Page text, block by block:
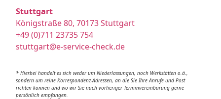
Stuttgart
Königstraße 80, 70173 Stuttgart
+49 (0)711 23735 754
stuttgart@e-service-check.de
* Hierbei handelt es sich weder um Niederlassungen, noch Werkstätten o.ä.,
sondern um reine Korrespondenz-Adressen, an die Sie Ihre Anrufe und Post
richten können und wo wir Sie nach vorheriger Terminvereinbarung gerne
persönlich empfangen.